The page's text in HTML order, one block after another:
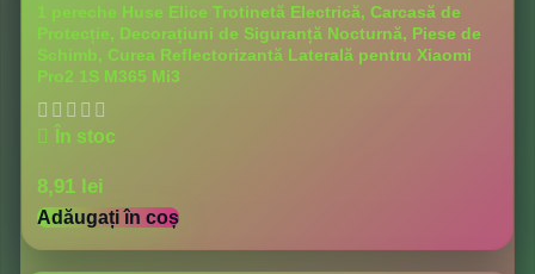
1 pereche Huse Elice Trotinetă Electrică, Carcasă de
Protecție, Decorațiuni de Siguranță Nocturnă, Piese de
Schimb, Curea Reflectorizantă Laterală pentru Xiaomi
Pro2 1S M365 Mi3
În stoc
8,91 lei
Adăugați în coș